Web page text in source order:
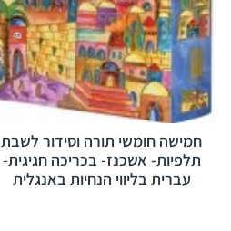
חמישה חומשי תורה וסידור לשבת
תלפיות- אשכנז- בכריכה חגיגית-
עברית בליווי הנחיות באנגלית